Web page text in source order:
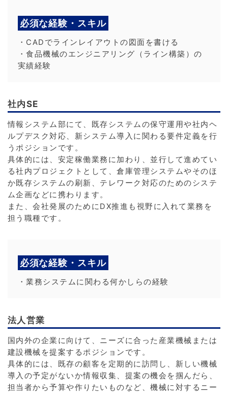
必須な経験・スキル
・CADでラインレイアウトの図面を書ける
・食品機械のエンジニアリング（ライン構築）の
実績経験
社内SE
情報システム部にて、既存システムの保守運用や社内ヘ
ルプデスク対応、新システム導入に関わる要件定義を行
うポジションです。
具体的には、安定稼働業務に加わり、並行して進めてい
る社内プロジェクトとして、倉庫管理システムやそのほ
か既存システムの刷新、テレワーク対応のためのシステ
ム企画などに携わります。
また、会社発展のためにDX推進も視野に入れて業務を
担う職種です。
必須な経験・スキル
・業務システムに関わる何かしらの経験
法人営業
国内外の企業に向けて、ニーズに合った産業機械または
建設機械を提案するポジションです。
具体的には、既存の顧客を定期的に訪問し、新しい機械
導入の予定がないか情報収集、提案の機会を掴んだら、
担当者から予算や作りたいものなど、機械に対するニー